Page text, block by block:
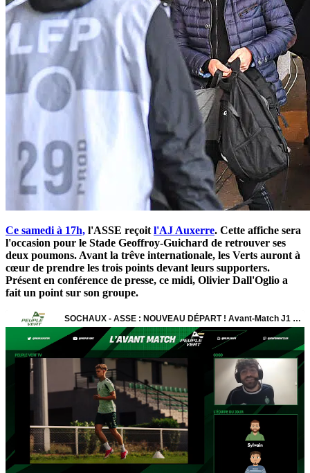
Ce samedi à 17h, l'ASSE reçoit l'AJ Auxerre. Cette affiche sera
l'occasion pour le Stade Geoffroy-Guichard de retrouver ses
deux poumons. Avant la trêve internationale, les Verts auront à
cœur de prendre les trois points devant leurs supporters.
Présent en conférence de presse, ce midi, Olivier Dall'Oglio a
fait un point sur son groupe.